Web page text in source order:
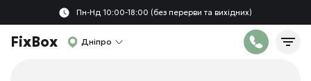
Пн-Нд 10:00-18:00 (без перерви та вихідних)
FixBox Дніпро